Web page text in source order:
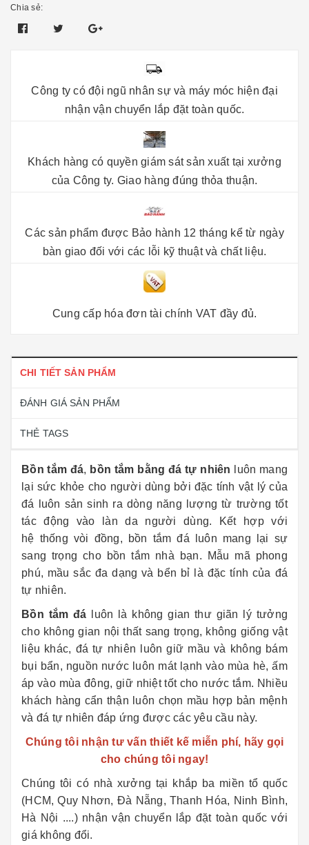
Chia sẻ:
Công ty có đội ngũ nhân sự và máy móc hiện đại
nhận vận chuyển lắp đặt toàn quốc.
Khách hàng có quyền giám sát sản xuất tại xưởng
của Công ty. Giao hàng đúng thỏa thuận.
Các sản phẩm được Bảo hành 12 tháng kể từ ngày
bàn giao đối với các lỗi kỹ thuật và chất liệu.
Cung cấp hóa đơn tài chính VAT đầy đủ.
CHI TIẾT SẢN PHẨM
ĐÁNH GIÁ SẢN PHẨM
THẺ TAGS
Bồn tắm đá, bồn tắm bằng đá tự nhiên luôn mang
lại sức khỏe cho người dùng bởi đặc tính vật lý của
đá luôn sản sinh ra dòng năng lượng từ trường tốt
tác động vào làn da người dùng. Kết hợp với
hệ thống vòi đồng, bồn tắm đá luôn mang lại sự
sang trọng cho bồn tắm nhà bạn. Mẫu mã phong
phú, mầu sắc đa dạng và bển bỉ là đặc tính của đá
tự nhiên.
Bồn tắm đá luôn là không gian thư giãn lý tưởng
cho không gian nội thất sang trọng, không giống vật
liệu khác, đá tự nhiên luôn giữ mầu và không bám
bụi bẩn, nguồn nước luôn mát lạnh vào mùa hè, ấm
áp vào mùa đông, giữ nhiệt tốt cho nước tắm. Nhiều
khách hàng cẩn thận luôn chọn mầu hợp bản mệnh
và đá tự nhiên đáp ứng được các yêu cầu này.
Chúng tôi nhận tư vấn thiết kế miễn phí, hãy gọi
cho chúng tôi ngay!
Chúng tôi có nhà xưởng tại khắp ba miền tổ quốc
(HCM, Quy Nhơn, Đà Nẵng, Thanh Hóa, Ninh Bình,
Hà Nội ....) nhận vận chuyển lắp đặt toàn quốc với
giá không đổi.